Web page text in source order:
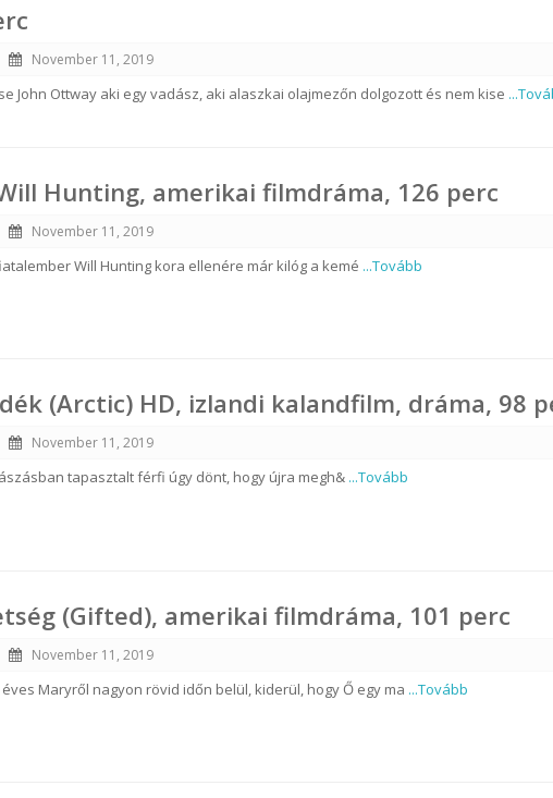
November 11, 2019
John Ottway aki egy vadász, aki alaszkai olajmezőn dolgozott és nem kise
Hunting, amerikai filmdráma, 126 perc
November 11, 2019
Will Hunting kora ellenére már kilóg a kemé ...Tovább
(Arctic) HD, izlandi kalandfilm, dráma, 98
November 11, 2019
tapasztalt férfi úgy dönt, hogy újra megh& ...Tovább
(Gifted), amerikai filmdráma, 101 perc
November 11, 2019
éves Maryről nagyon rövid időn belül, kiderül, hogy Ő egy ma ...Tovább